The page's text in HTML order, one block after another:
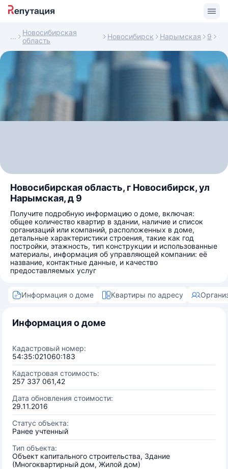
Новосибирская
область
Новосибирск Нарымская 9
Новосибирская область, г Новосибирск, ул
Нарымская, д 9
Получите подробную информацию о доме, включая:
общее количество квартир в здании, наличие и список
организаций или компаний, расположенных в доме,
детальные характеристики строения, такие как год
постройки, этажность, тип конструкции и использованные
материалы, информация об управляющей компании: её
название, контактные данные, и качество
предоставляемых услуг
Информация о доме Квартиры по адресу
Информация о доме
Кадастровый номер:
54:35:021060:183
Кадастровая стоимость:
257 337 061,42
Дата обновления стоимости:
29.11.2016
Статус объекта:
Ранее учтенный
Тип объекта:
Объект капитального строительства, Здание
(Многоквартирный дом, Жилой дом)